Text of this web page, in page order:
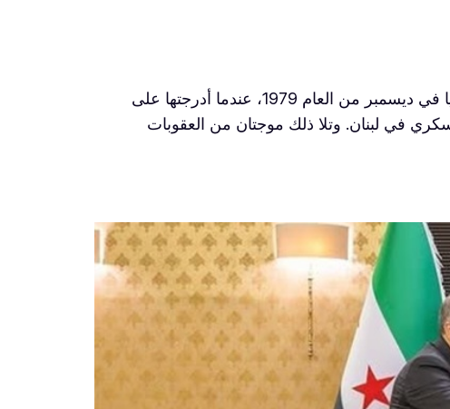
تعود العقوبات في سورية إلى فترة حافظ الأسد، حيث فرضت الولايات المتحدة أولى عقوباتها على سوريا في ديسمبر من العام 1979، عندما أدرجتها على
في لبنان. وتلا ذلك موجتان من العقوبات